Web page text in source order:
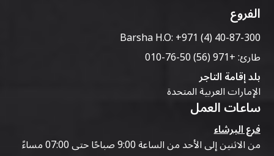
الفروع
Barsha H.O:+971 (4) 40-87-300
طارئ:+971 (56) 50-76-010
بلد إقامة التاجر
الإمارات العربية المتحدة
ساعات العمل
فرع البرشاء
من الاثنين إلى الأحد من الساعة 9:00 صباحًا حتى 07:00 مساءً